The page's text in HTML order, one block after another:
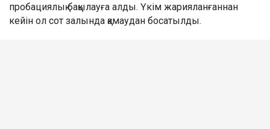
пробациялық бақылауға алды. Үкім жарияланғаннан
кейін ол сот залында қамаудан босатылды.